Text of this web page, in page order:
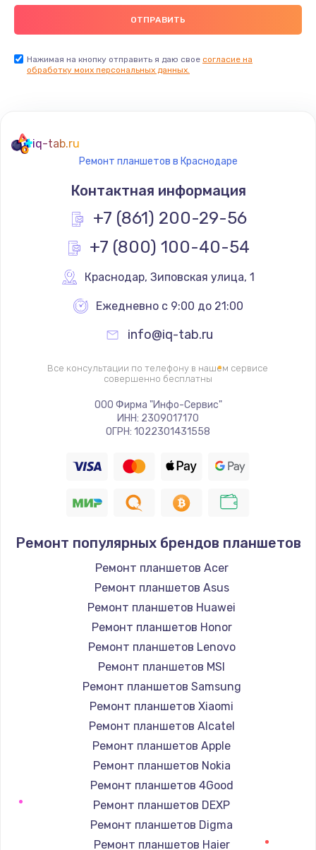
Заказать
Замена термостата
1200 руб.
Заказать
Замена реле
Замена термопредохранителя
700 руб.
Заказать
Замена ТЭНа
2500 руб.
1400 руб.
Замена / ремонт электронного модуля
управления
600 руб.
Замена конфорки
1100 руб.
Замена платы сенсора
900 руб.
Замена регулятора режимов конфорки
900 руб.
Нажимая на кнопку отправить я даю свое согласие на
обработку моих персональных данных.
iq-tab.ru
Ремонт планшетов в Краснодаре
Контактная информация
+7 (861) 200-29-56
+7 (800) 100-40-54
Краснодар, Зиповская улица, 1
Ежедневно с 9:00 до 21:00
info@iq-tab.ru
Все консультации по телефону в нашем сервисе
совершенно бесплатны
ООО Фирма "Инфо-Сервис"
ИНН: 2309017170
ОГРН: 1022301431558
Ремонт популярных брендов планшетов
Ремонт планшетов Acer
Ремонт планшетов Asus
Ремонт планшетов Huawei
Ремонт планшетов Honor
Ремонт планшетов Lenovo
Ремонт планшетов MSI
Ремонт планшетов Samsung
Ремонт планшетов Xiaomi
Ремонт планшетов Alcatel
Ремонт планшетов Apple
Ремонт планшетов Nokia
Ремонт планшетов 4Good
Ремонт планшетов DEXP
Ремонт планшетов Digma
Ремонт планшетов Haier